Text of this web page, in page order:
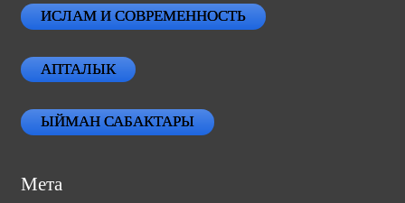
ИСЛАМ И СОВРЕМЕННОСТЬ
АПТАЛЫК
ЫЙМАН САБАКТАРЫ
Мета